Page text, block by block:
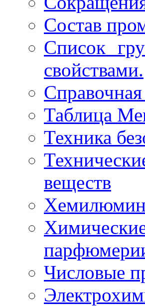
Состав
Список
свойствами.
Таблица
Техника
веществ
Числовые